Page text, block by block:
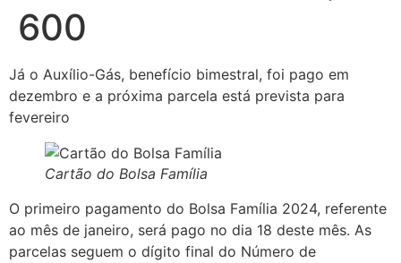
600
Já o Auxílio-Gás, benefício bimestral, foi pago em
dezembro e a próxima parcela está prevista para
fevereiro
Cartão do Bolsa Família
O primeiro pagamento do Bolsa Família 2024, referente
ao mês de janeiro, será pago no dia 18 deste mês. As
parcelas seguem o dígito final do Número de